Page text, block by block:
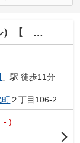
すめ 】
」駅 徒歩11分
町２丁目106-2
- )